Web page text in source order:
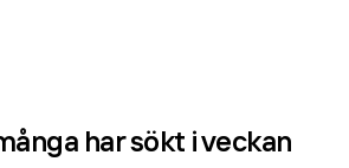
har sökt i veckan